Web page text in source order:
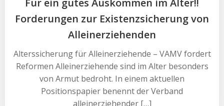
Forderungen zur Existenzsicherung von
Alleinerziehenden
Alterssicherung für Alleinerziehende – VAMV fordert
Reformen Alleinerziehende sind im Alter besonders
von Armut bedroht. In einem aktuellen
Positionspapier benennt der Verband
alleinerziehender […]